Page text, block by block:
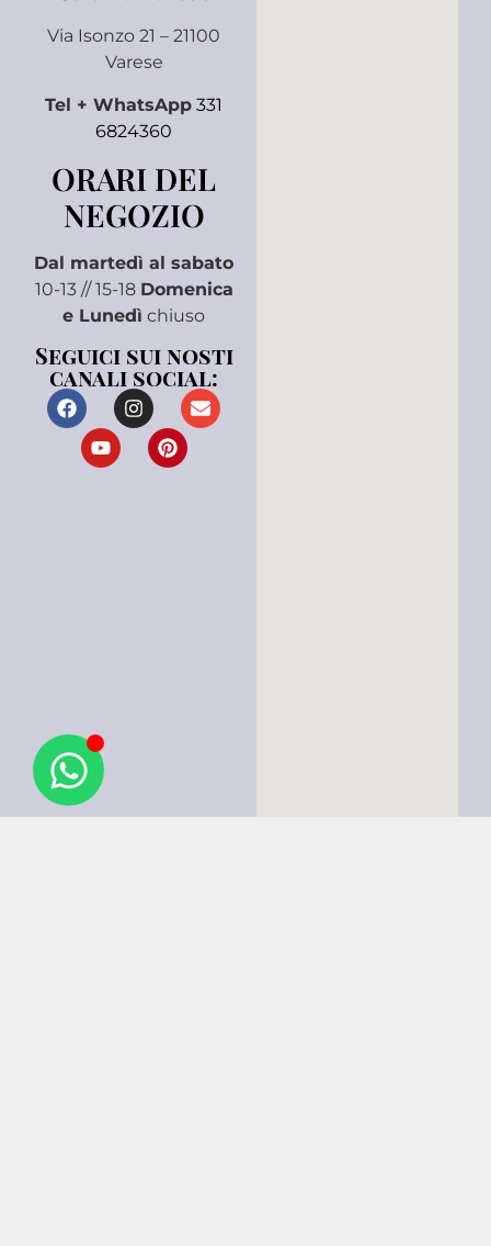
Via Isonzo 21 – 21100
Varese
Tel + WhatsApp 331
6824360
ORARI DEL
NEGOZIO
Dal martedì al sabato
10-13 // 15-18 Domenica
e Lunedì chiuso
Seguici sui nosti
canali social: